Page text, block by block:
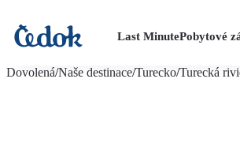
Last MinutePobytové
Dovolená/Naše destinace/Turecko/Turecká